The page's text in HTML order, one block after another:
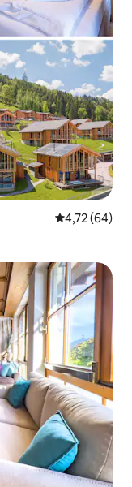
4,72 (64)